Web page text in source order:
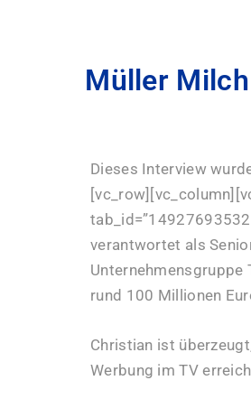
Müller
Dieses Interview
verantwortet als
Unternehmensgruppe
rund 100 Millionen
Christian ist
Werbung im TV